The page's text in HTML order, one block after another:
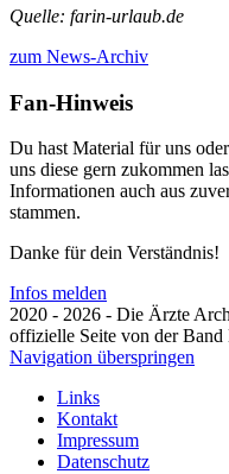
Quelle: farin-urlaub.de
zum News-Archiv
Fan-Hinweis
Du hast Material für uns
uns diese gern zukommen
Informationen auch aus
stammen.
Danke für dein Verständnis!
Infos melden
2020 - 2026 - Die Ärzte
offizielle Seite von der
Navigation überspringen
Links
Kontakt
Impressum
Datenschutz